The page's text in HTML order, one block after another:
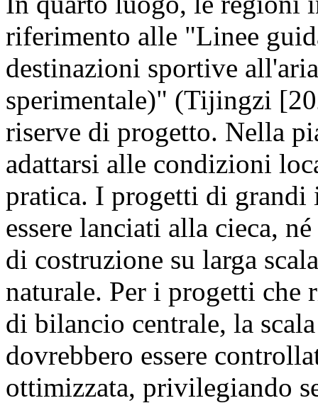
riferimento alle "Linee
destinazioni sportive
sperimentale)" (Tijingzi
riserve di progetto. Nella
adattarsi alle condizioni
pratica. I progetti di
essere lanciati alla cieca,
di costruzione su larga
naturale. Per i progetti
di bilancio centrale, la
dovrebbero essere
ottimizzata, privilegiando